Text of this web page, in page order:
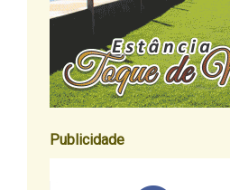
Publicidade